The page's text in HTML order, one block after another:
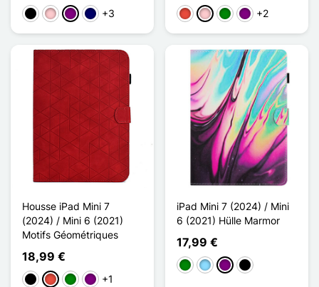
Schwarz
PinkViolettMarineblau
+3 Rot PinkGrünViolett
+2
Housse iPad Mini 7
(2024) / Mini 6 (2021)
Motifs Géométriques
18,99 €
Schwarz
Rot GrünViolett
+1
iPad Mini 7 (2024) / Mini
6 (2021) Hülle Marmor
17,99 €
GrünHellblau
ViolettNoir Doré Marbre